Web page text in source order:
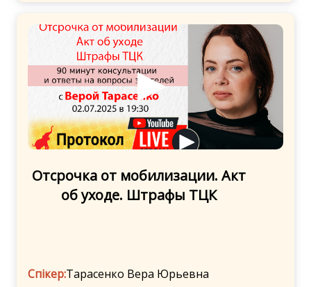
Отсрочка от мобилизации. Акт
об уходе. Штрафы ТЦК
Спікер:Тарасенко Вера Юрьевна